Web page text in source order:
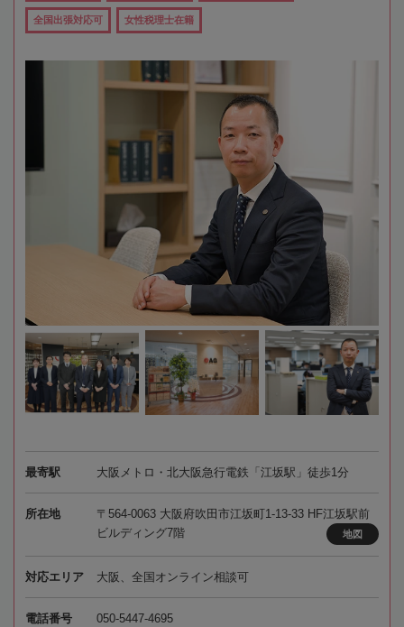
全国出張対応可 女性税理士在籍
最寄駅 大阪メトロ・北大阪急行電鉄「江坂駅」徒歩1分
所在地
〒564-0063 大阪府吹田市江坂町1-13-33 HF江坂駅前
ビルディング7階
地図
対応エリア 大阪、全国オンライン相談可
電話番号 050-5447-4695